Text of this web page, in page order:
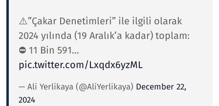
⚠️”Çakar Denetimleri” ile ilgili olarak
2024 yılında (19 Aralık’a kadar) toplam:
⛔️ 11 Bin 591…
pic.twitter.com/Lxqdx6yzML
— Ali Yerlikaya (@AliYerlikaya) December 22,
2024